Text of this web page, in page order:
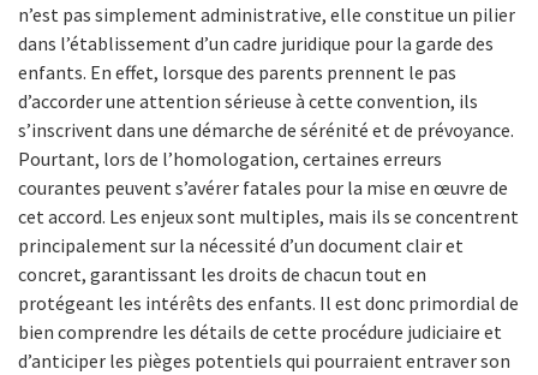
n’est pas simplement administrative, elle constitue un pilier
dans l’établissement d’un cadre juridique pour la garde des
enfants. En effet, lorsque des parents prennent le pas
d’accorder une attention sérieuse à cette convention, ils
s’inscrivent dans une démarche de sérénité et de prévoyance.
Pourtant, lors de l’homologation, certaines erreurs
courantes peuvent s’avérer fatales pour la mise en œuvre de
cet accord. Les enjeux sont multiples, mais ils se concentrent
principalement sur la nécessité d’un document clair et
concret, garantissant les droits de chacun tout en
protégeant les intérêts des enfants. Il est donc primordial de
bien comprendre les détails de cette procédure judiciaire et
d’anticiper les pièges potentiels qui pourraient entraver son